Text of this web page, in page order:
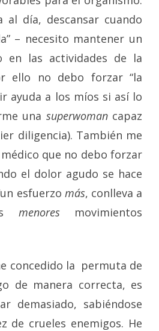
al día, descansar cuando
– necesito mantener un
en las actividades de la
ello no debo forzar “la
ayuda a los míos si así lo
una superwomancapaz
diligencia). También me
que no debo forzar
el dolor agudo se hace
esfuerzo más, conlleva a
menores movimientos
concedido la permuta de
de manera correcta, es
demasiado, sabiéndose
de crueles enemigos. He